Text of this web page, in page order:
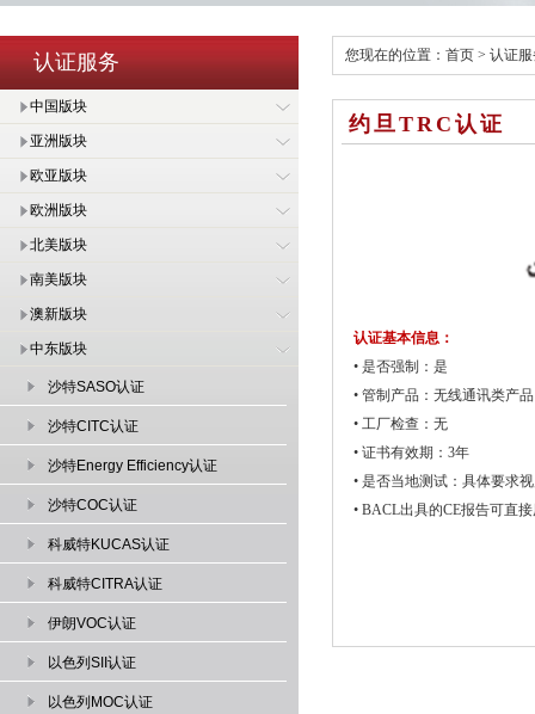
认证服务
中国版块
亚洲版块
欧亚版块
欧洲版块
北美版块
南美版块
澳新版块
中东版块
沙特SASO认证
沙特CITC认证
沙特Energy Efficiency认证
沙特COC认证
科威特KUCAS认证
科威特CITRA认证
伊朗VOC认证
以色列SII认证
以色列MOC认证
您现在的位置： 首页 > 认证
约旦TRC认证
认证基本信息：
• 是否强制：是
• 管制产品：无线通讯类产品
• 工厂检查：无
• 证书有效期：3年
• 是否当地测试：具体要求
• BACL出具的CE报告可直